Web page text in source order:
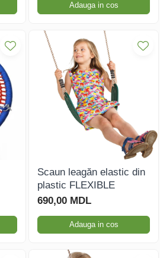
Adauga in cos
Scaun leagăn elastic din
plastic FLEXIBLE
690,00 MDL
Adauga in cos